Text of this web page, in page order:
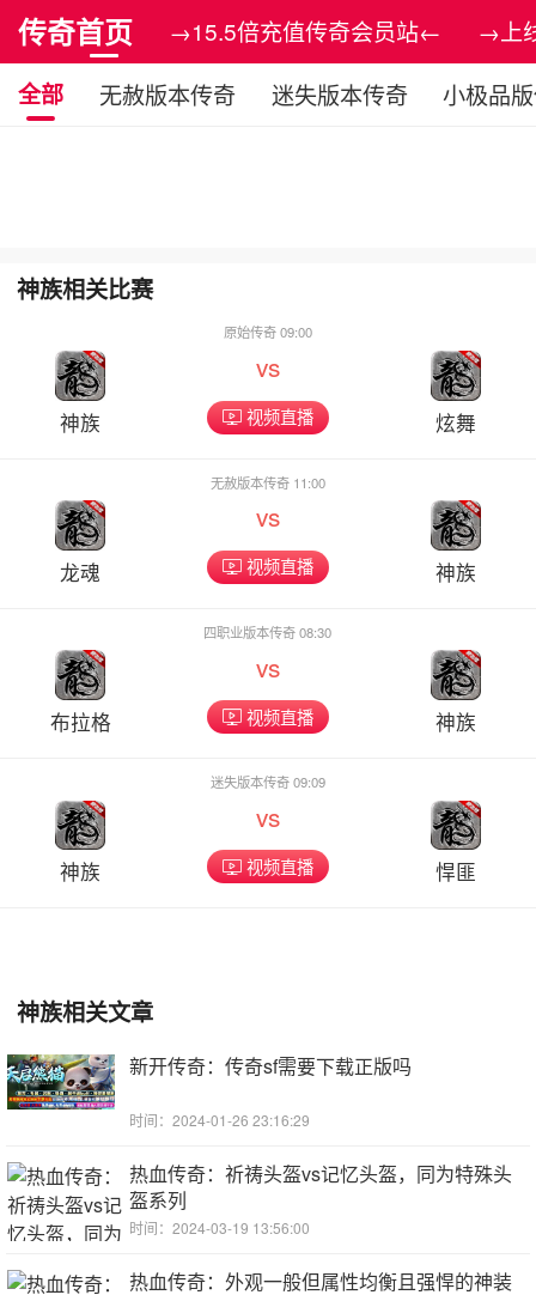
传奇首页 →15.5倍充值传奇会员站←
→上
全部
无赦版本传奇 迷失版本传奇 小极品
神族相关比赛
神族
原始传奇 09:00
vs
视频直播 炫舞
龙魂
无赦版本传奇 11:00
vs
视频直播 神族
布拉格
四职业版本传奇 08:30
vs
视频直播 神族
神族
迷失版本传奇 09:09
vs
视频直播 悍匪
神族相关文章
新开传奇：传奇sf需要下载正版吗
时间：2024-01-26 23:16:29
热血传奇：祈祷头盔vs记忆头盔，同为特殊头
盔系列
时间：2024-03-19 13:56:00
热血传奇：外观一般但属性均衡且强悍的神装